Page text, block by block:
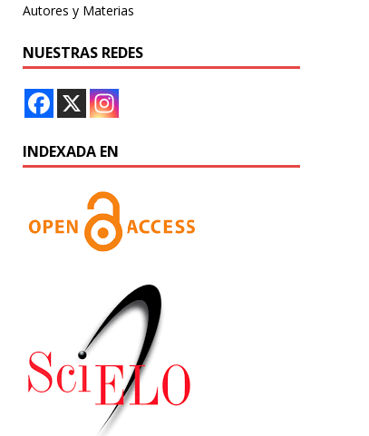
Autores y Materias
NUESTRAS REDES
INDEXADA EN